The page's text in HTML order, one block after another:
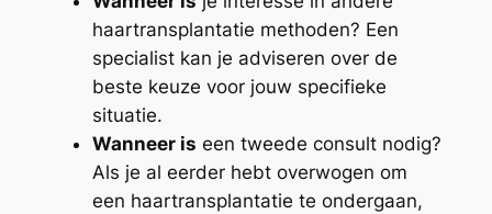
haartransplantatie methoden? Een
specialist kan je adviseren over de
beste keuze voor jouw specifieke
situatie.
Wanneer is een tweede consult nodig?
Als je al eerder hebt overwogen om
een haartransplantatie te ondergaan,